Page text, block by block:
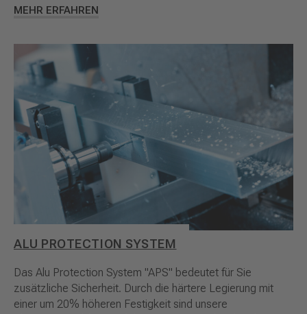
MEHR ERFAHREN
ALU PROTECTION SYSTEM
Das Alu Protection System "APS" bedeutet für Sie
zusätzliche Sicherheit. Durch die härtere Legierung mit
einer um 20% höheren Festigkeit sind unsere